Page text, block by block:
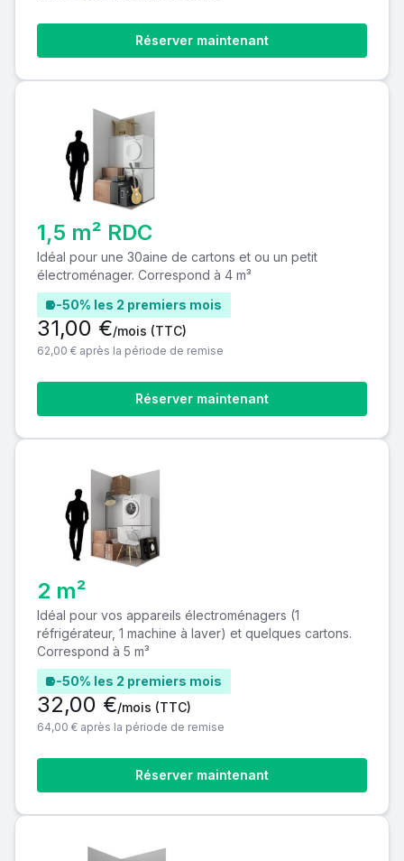
Réserver maintenant
1,5 m² RDC
Idéal pour une 30aine de cartons et ou un petit
électroménager. Correspond à 4 m³
-50% les 2 premiers mois
Réserver maintenant
31,00 €/mois (TTC)
62,00 € après la période de remise
2 m²
Idéal pour vos appareils électroménagers (1
réfrigérateur, 1 machine à laver) et quelques cartons.
Correspond à 5 m³
-50% les 2 premiers mois
Réserver maintenant
32,00 €/mois (TTC)
64,00 € après la période de remise